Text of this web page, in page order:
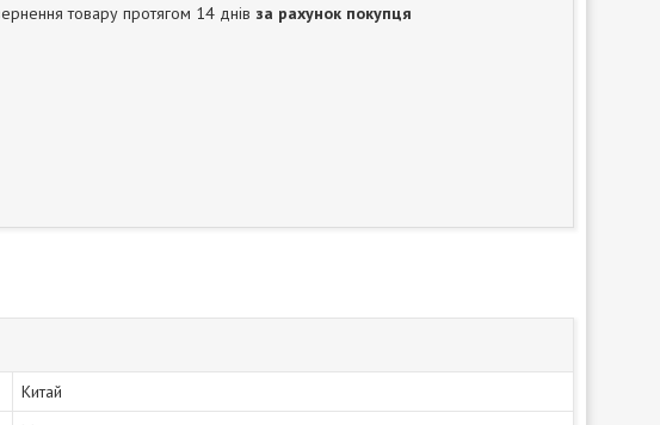
товару протягом 14 днів за рахунок покупця
Китай